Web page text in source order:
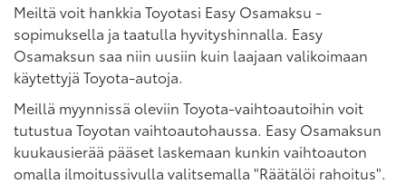
Meiltä voit hankkia Toyotasi Easy Osamaksu -
sopimuksella ja taatulla hyvityshinnalla. Easy
Osamaksun saa niin uusiin kuin laajaan valikoimaan
käytettyjä Toyota-autoja.
Meillä myynnissä oleviin Toyota-vaihtoautoihin voit
tutustua Toyotan vaihtoautohaussa. Easy Osamaksun
kuukausierää pääset laskemaan kunkin vaihtoauton
omalla ilmoitussivulla valitsemalla "Räätälöi rahoitus".